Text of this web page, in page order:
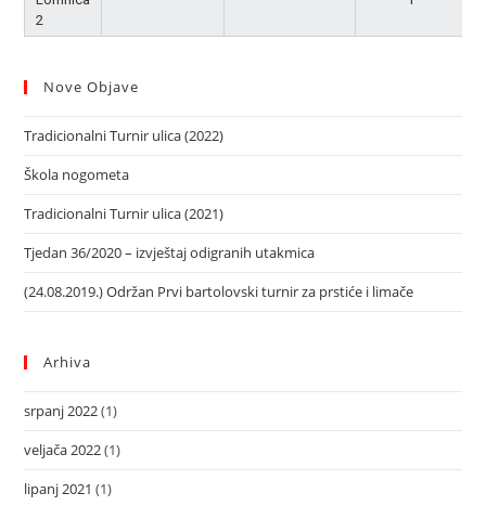
2
Nove Objave
Tradicionalni Turnir ulica (2022)
Škola nogometa
Tradicionalni Turnir ulica (2021)
Tjedan 36/2020 – izvještaj odigranih utakmica
(24.08.2019.) Održan Prvi bartolovski turnir za prstiće i limače
Arhiva
srpanj 2022(1)
veljača 2022(1)
lipanj 2021 (1)